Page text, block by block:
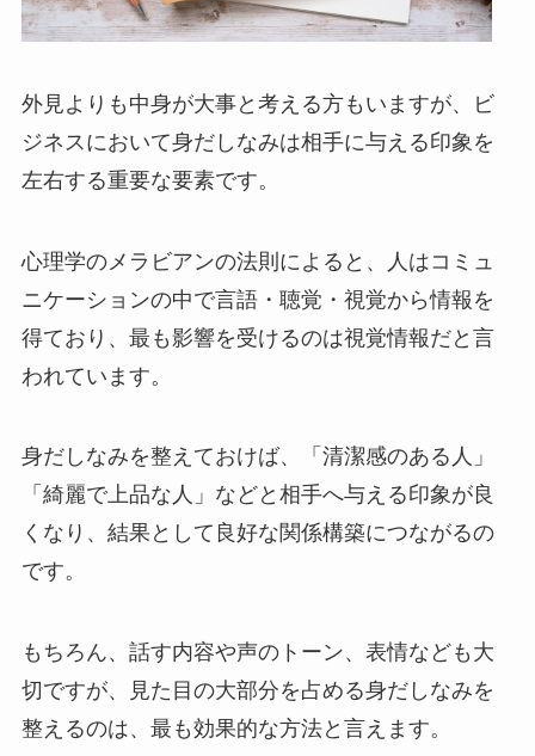
外見よりも中身が大事と考える方もいますが、ビ
ジネスにおいて身だしなみは相手に与える印象を
左右する重要な要素です。
心理学のメラビアンの法則によると、人はコミュ
ニケーションの中で言語・聴覚・視覚から情報を
得ており、最も影響を受けるのは視覚情報だと言
われています。
身だしなみを整えておけば、「清潔感のある人」
「綺麗で上品な人」などと相手へ与える印象が良
くなり、結果として良好な関係構築につながるの
です。
もちろん、話す内容や声のトーン、表情なども大
切ですが、見た目の大部分を占める身だしなみを
整えるのは、最も効果的な方法と言えます。